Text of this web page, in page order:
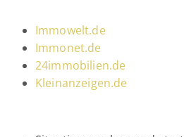
Immowelt.de
Immonet.de
24immobilien.de
Kleinanzeigen.de